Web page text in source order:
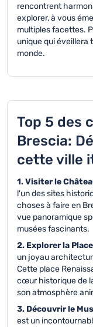
rencontrent
explorer, à vous
multiples facettes.
unique qui éveillera
monde.
Top 5 des
Brescia:
cette ville
1. Visiter le
l'un des sites
choses à faire en
vue panoramique
musées fascinants.
2. Explorer la
un joyau
Cette place
cœur historique de
son atmosphère
3. Découvrir le
est un